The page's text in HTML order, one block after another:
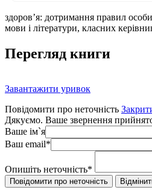
здоров’я: дотримання правил
мови і літератури, класних
Перегляд книги
Завантажити уривок
Повідомити про неточність
Дякуємо. Ваше звернення
Ваше ім`я
Ваш email*
Опишіть неточність*